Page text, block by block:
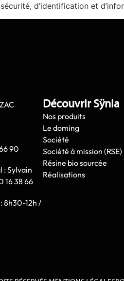
d’identification et
90
: Sylvain
16 38 66
8h30-12h /
Découvrir Sÿnia
Nos produits
Le doming
Société
Société à mission (RSE)
Résine bio sourcée
Réalisations